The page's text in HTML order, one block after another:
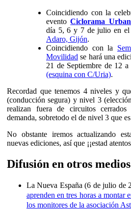
Coincidiendo con la
eventoCiclorama
día 5, 6 y 7 de julio en el
Adaro, Gijón.
Coincidiendo con la
Movilidad se hará una
21 de Septiembre de 12 a
(esquina con C/Uria).
Recordad que tenemos 4 niveles y
(conducción segura) y nivel 3
realizan fuera de circuitos
demanda, sobretodo el de nivel 3 que
No obstante iremos actualizando
nuevas ediciones, así que ¡¡estad
Difusión en otros
La Nueva España (6 de julio de
aprenden en tres horas a montar
los monitores de la asociación